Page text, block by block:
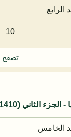
الرابع
10
تصفح
الثاني (1410هـ - 1990م)
الخامس